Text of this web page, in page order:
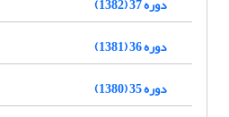
دوره 36 (1381)
دوره 35 (1380)